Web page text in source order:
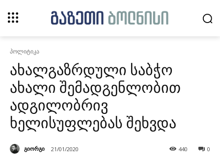
პოლიტიკა
ახალგაზრდული საბჭო
ახალი შემადგენლობით
ადგილობრივ
ხელისუფლებას შეხვდა
გიორგი 21/01/2020 0
440